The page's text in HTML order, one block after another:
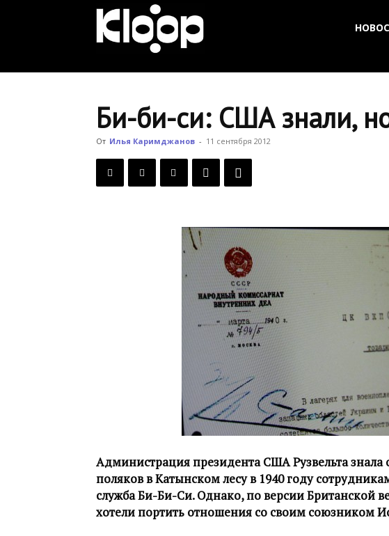
Новости
Би-би-си: США знали,
От Илья Каримджанов - 11 сентября 2012
Администрация президента США Рузвельта знала
поляков в Катынском лесу в 1940 году
служба Би-Би-Си. Однако, по версии Британской
хотели портить отношения со своим союзником